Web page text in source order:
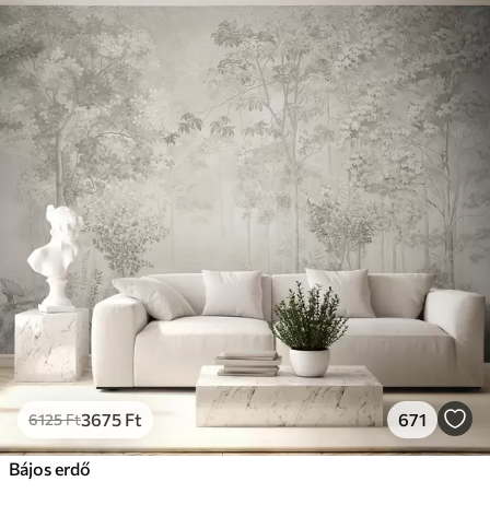
6125Ft3675 Ft 671
Bájos erdő